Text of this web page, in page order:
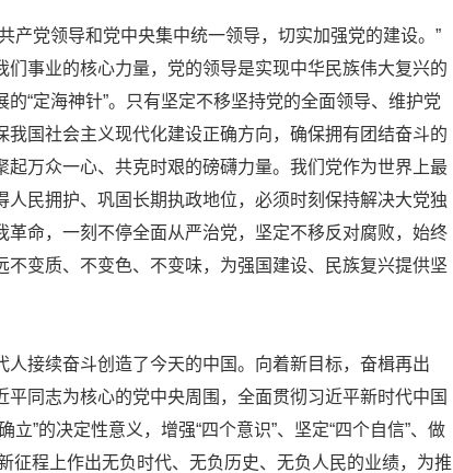
产党领导和党中央集中统一领导，切实加强党的建设。”
事业的核心力量，党的领导是实现中华民族伟大复兴的
“定海神针”。只有坚定不移坚持党的全面领导、维护党
我国社会主义现代化建设正确方向，确保拥有团结奋斗的
起万众一心、共克时艰的磅礴力量。我们党作为世界上最
人民拥护、巩固长期执政地位，必须时刻保持解决大党独
革命，一刻不停全面从严治党，坚定不移反对腐败，始终
变质、不变色、不变味，为强国建设、民族复兴提供坚
人接续奋斗创造了今天的中国。向着新目标，奋楫再出
同志为核心的党中央周围，全面贯彻习近平新时代中国
”的决定性意义，增强“四个意识”、坚定“四个自信”、做
征程上作出无负时代、无负历史、无负人民的业绩，为推